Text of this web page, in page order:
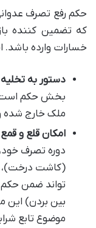
حکم رفع تصرف
که تضمین کننده
خسارات وارده باشد.
دستور به
بخش حکم است
ملک خارج شده و
امکان قلع و
دوره تصرف
(کاشت درخت)،
تواند ضمن حکم
بین بردن) این